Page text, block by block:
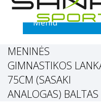
Meniu
MENINĖS
GIMNASTIKOS
75CM (SASAKI
ANALOGAS) BALTAS